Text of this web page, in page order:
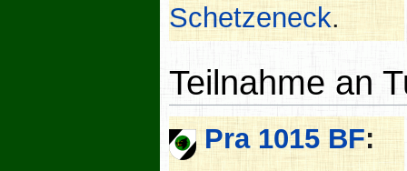
Schetzeneck.
Teilnahme an
Pra 1015 BF: